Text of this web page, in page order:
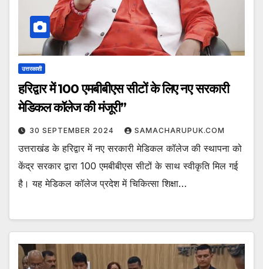
उत्तरकाशी
हरिद्वार में 100 एमबीबीएस सीटों के लिए नए सरकारी
मेडिकल कॉलेज की मंजूरी”
30 SEPTEMBER 2024 SAMACHARUPUK.COM
उत्तराखंड के हरिद्वार में नए सरकारी मेडिकल कॉलेज की स्थापना को
केंद्र सरकार द्वारा 100 एमबीबीएस सीटों के साथ स्वीकृति मिल गई
है। यह मेडिकल कॉलेज प्रदेश में चिकित्सा शिक्षा…